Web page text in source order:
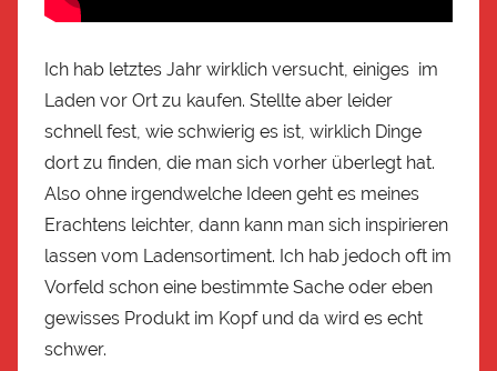
Ich hab letztes Jahr wirklich versucht, einiges im
Laden vor Ort zu kaufen. Stellte aber leider
schnell fest, wie schwierig es ist, wirklich Dinge
dort zu finden, die man sich vorher überlegt hat.
Also ohne irgendwelche Ideen geht es meines
Erachtens leichter, dann kann man sich inspirieren
lassen vom Ladensortiment. Ich hab jedoch oft im
Vorfeld schon eine bestimmte Sache oder eben
gewisses Produkt im Kopf und da wird es echt
schwer.